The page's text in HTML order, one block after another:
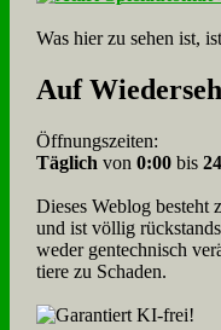
Was hier zu sehen ist,
Auf
Öffnungszeiten:
Täglich von 0:00bis
Dieses Weblog besteht
und ist völlig
weder gen­tech­nisch
tiere zu Scha­den.